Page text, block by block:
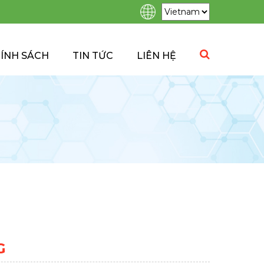
SÁCH TIN TỨC LIÊN HỆ